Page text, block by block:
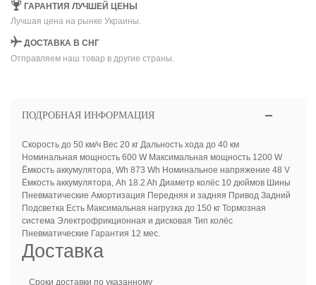
ГАРАНТИЯ ЛУЧШЕЙ ЦЕНЫ
Лучшая цена на рынке Украины.
ДОСТАВКА В СНГ
Отправляем наш товар в другие страны.
ПОДРОБНАЯ ИНФОРМАЦИЯ
Скорость до 50 км/ч Вес 20 кг Дальность хода до 40 км
Номинальная мощность 600 W Максимальная мощность 1200 W
Ёмкость аккумулятора, Wh 873 Wh Номинальное напряжение 48 V
Ёмкость аккумулятора, Ah 18.2 Ah Диаметр колёс 10 дюймов Шины
Пневматические Амортизация Передняя и задняя Привод Задний
Подсветка Есть Максимальная нагрузка до 150 кг Тормозная
система Электрофрикционная и дисковая Тип колёс
Пневматические Гарантия 12 мес.
Доставка
Сроки доставки по указанному